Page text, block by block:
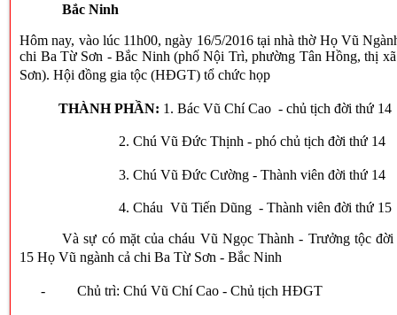
Bắc Ninh
Hôm nay, vào lúc 11h00, ngày 16/5/2016 tại nhà thờ Họ Vũ
chi Ba Từ Sơn - Bắc Ninh (phố Nội Trì, phường Tân Hồng, thị
Sơn). Hội đồng gia tộc (HĐGT) tổ chức họp
THÀNH PHẦN: 1. Bác Vũ Chí Cao - chủ tịch đời thứ 14
2. Chú Vũ Đức Thịnh - phó chủ tịch đời thứ 14
3. Chú Vũ Đức Cường - Thành viên đời thứ 14
4. Cháu Vũ Tiến Dũng - Thành viên đời thứ 15
Và sự có mặt của cháu Vũ Ngọc Thành - Trưởng tộc đời
15 Họ Vũ ngành cả chi Ba Từ Sơn - Bắc Ninh
- Chủ trì: Chú Vũ Chí Cao - Chủ tịch HĐGT